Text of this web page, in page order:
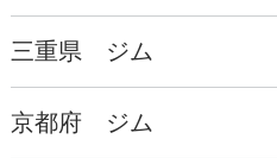
三重県 ジム
京都府 ジム